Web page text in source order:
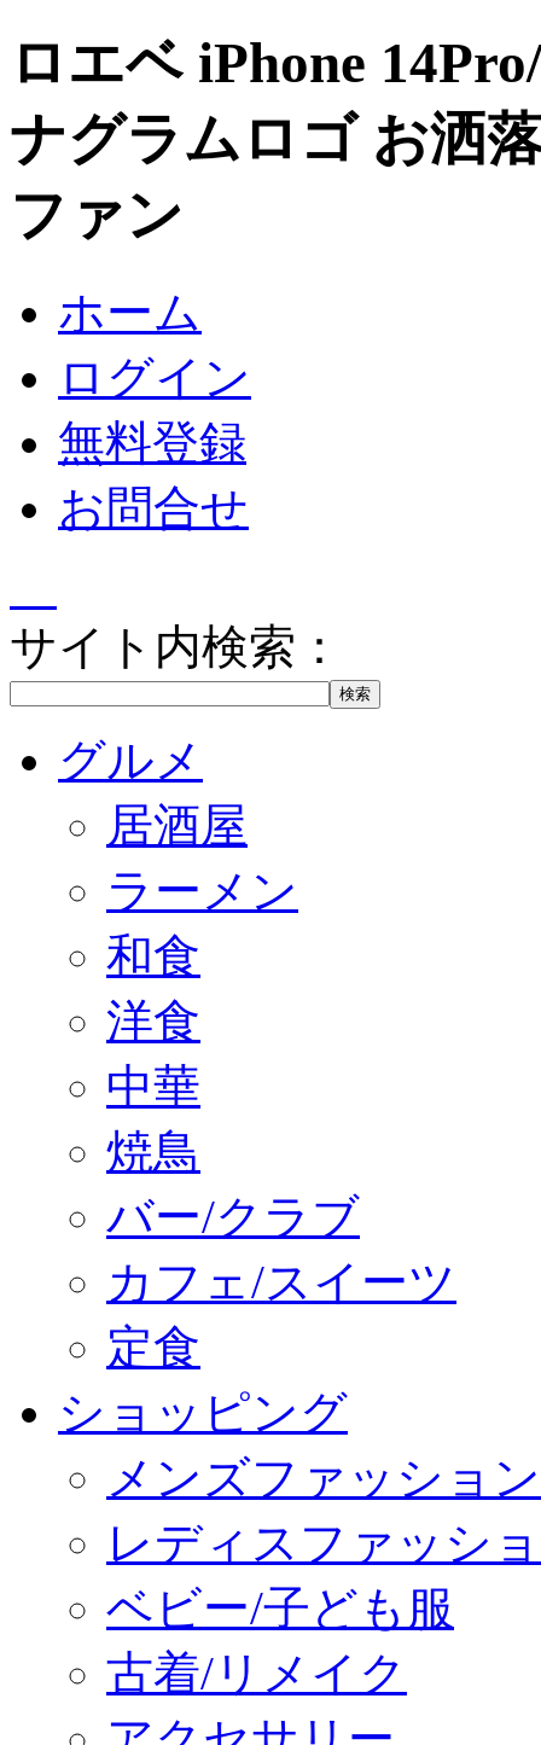
ロエベ iPhone
ナグラムロゴ お洒
ファン
ホーム
ログイン
無料登録
お問合せ
サイト内検索：
グルメ
居酒屋
ラーメン
和食
洋食
中華
焼鳥
バー/クラブ
カフェ/スイーツ
定食
ショッピング
メンズファッション
レディスファッシ
ベビー/子ども服
古着/リメイク